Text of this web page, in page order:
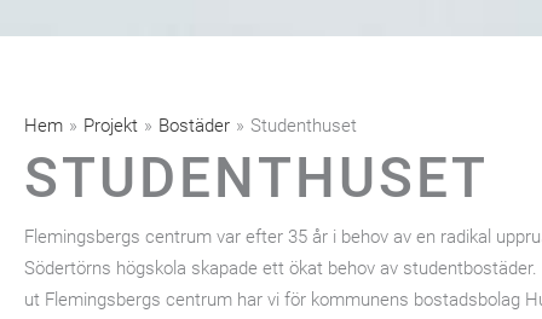
Hem » Projekt » Bostäder » Studenthuset
STUDENTHUSET
Flemingsbergs centrum var efter 35 år i behov av en radikal
Södertörns högskola skapade ett ökat behov av
ut Flemingsbergs centrum har vi för kommunens bostadsbolag